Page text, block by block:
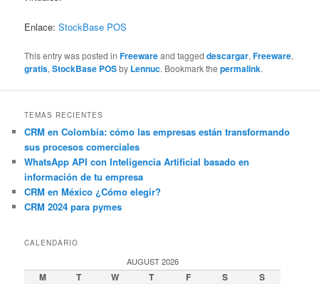
Enlace:StockBase POS
This entry was posted inFreewareand taggeddescargar,Freeware,
gratis,StockBase POSby Lennuc. Bookmark thepermalink.
TEMAS RECIENTES
CRM en Colombia: cómo las empresas están transformando
sus procesos comerciales
WhatsApp API con Inteligencia Artificial basado en
información de tu empresa
CRM en México ¿Cómo elegir?
CRM 2024 para pymes
CALENDARIO
AUGUST 2026
M T W T F S S